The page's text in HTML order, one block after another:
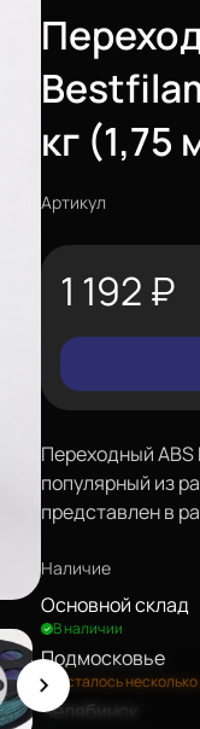
кг (1,75
Артикул
1 192 ₽
Переходный
популярный из
представлен в
Наличие
Основной склад
В наличии
Подмосковье
Осталось
Челябинск